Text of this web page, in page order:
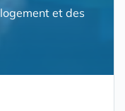
et des